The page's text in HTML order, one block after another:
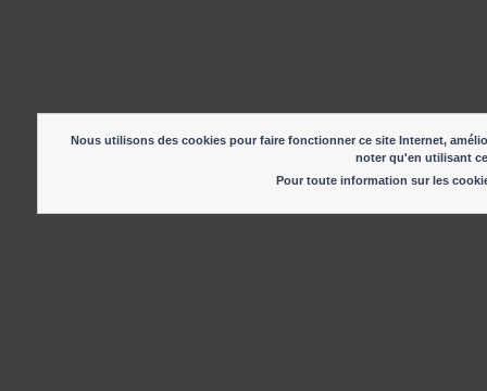
Nous utilisons des cookies pour faire fonctionner ce site Internet,
noter qu'en utilisant
Pour toute information sur les